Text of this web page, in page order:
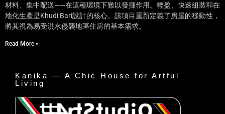
材料、集中配送——在這種環境下難以發揮作用。輕盈、快速組裝和在
地化生產是Khudi Bari設計的核心。該項目重新定義了房屋的移動性，
將其視為易受洪水侵襲地區住房的基本需求。
Read More »
Kanika — A Chic House for Artful
Living